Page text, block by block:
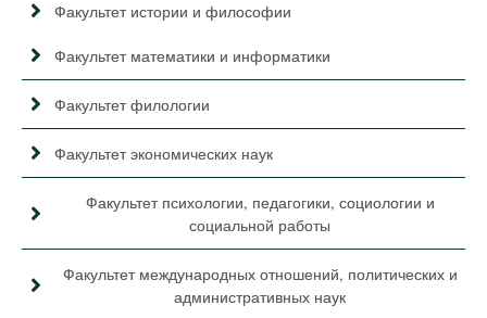
Факультет истории и философии
Факультет математики и информатики
Факультет филологии
Факультет экономических наук
Факультет психологии, педагогики, социологии и
социальной работы
Факультет международных отношений, политических и
административных наук